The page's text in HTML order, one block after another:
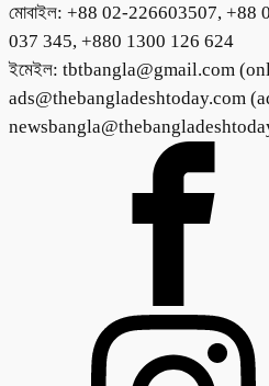
মোবাইল: +88 02-226603507, +88
037 345, +880 1300 126 624
ইমেইল: tbtbangla@gmail.com
ads@thebangladeshtoday.com